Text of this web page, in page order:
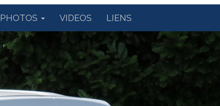
PHOTOS VIDEOS LIENS